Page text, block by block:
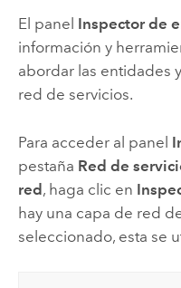
El panel Inspector de
información y
abordar las entidades
red de servicios.
Para acceder al panel
pestaña Red de
red, haga clic en
hay una capa de red
seleccionado, esta se